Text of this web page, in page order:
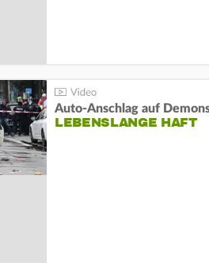
LEBENSLANGE HAFT